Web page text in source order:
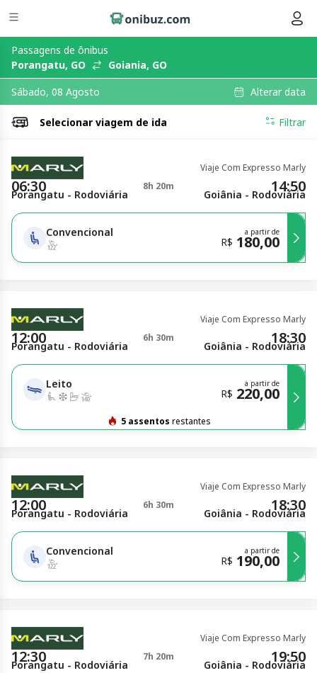
Passagens de ônibus
Porangatu, GO
Goiania, GO
Sábado, 08 Agosto
Alterar data
Selecionar viagem de ida Filtrar
Viaje Com Expresso Marly
06:30 8h 20m 14:50
Porangatu - Rodoviária Goiânia - Rodoviária
Convencional a partir de
R$ 180,00
Viaje Com Expresso Marly
12:00 6h 30m 18:30
Porangatu - Rodoviária Goiânia - Rodoviária
Leito a partir de
R$ 220,00
5 assentos restantes
Viaje Com Expresso Marly
12:00 6h 30m 18:30
Porangatu - Rodoviária Goiânia - Rodoviária
Convencional a partir de
R$ 190,00
Viaje Com Expresso Marly
12:30 7h 20m 19:50
Porangatu - Rodoviária Goiânia - Rodoviária